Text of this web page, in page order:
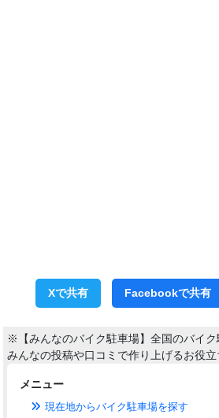
Xで共有 Facebookで共有
※【みんなのバイク駐車場】全国のバイク
みんなの投稿や口コミで作り上げるお役
メニュー
現在地からバイク駐車場を探す